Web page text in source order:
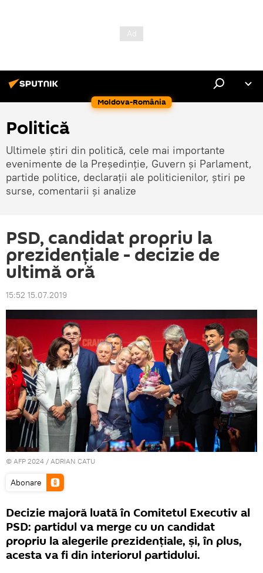
Moldova-România
Politică
Ultimele știri din politică, cele mai importante
evenimente de la Președinție, Guvern și Parlament,
partide politice, declarații ale politicienilor, știri pe
surse, comentarii și analize
PSD, candidat propriu la
prezidențiale - decizie de
ultimă oră
15:52 15.07.2019
© AFP 2024 / ADRIAN CATU
Abonare
Decizie majoră luată în Comitetul Executiv al
PSD: partidul va merge cu un candidat
propriu la alegerile prezidențiale, și, în plus,
acesta va fi din interiorul partidului.